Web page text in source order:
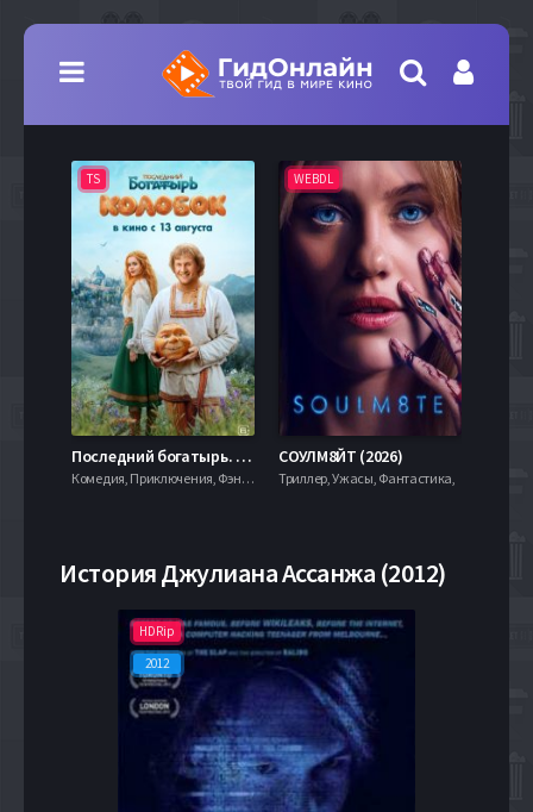
TS
Последний богатырь. Колобок (2026)
Комедия, Приключения, Фэнтези,
WEBDL
СОУЛМ8ЙТ (2026)
Триллер, Ужасы, Фантастика,
История Джулиана Ассанжа (2012)
HDRip
2012